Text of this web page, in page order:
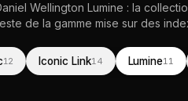
Wellington Lumine : la
de la gamme mise sur des
Daniel Wellington
12
Montre Daniel Wellington
Iconic Link
femme
14 Lumine11